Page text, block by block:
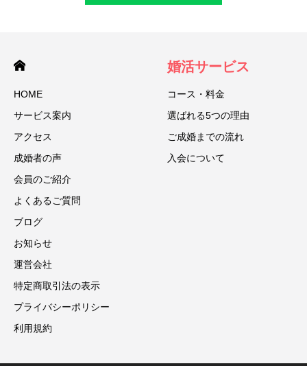
HOME
サービス案内
アクセス
成婚者の声
会員のご紹介
よくあるご質問
ブログ
お知らせ
運営会社
特定商取引法の表示
プライバシーポリシー
利用規約
婚活サービス
コース・料金
選ばれる5つの理由
ご成婚までの流れ
入会について